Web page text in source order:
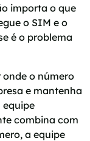
importa o que
o SIM e o
é o problema
o número
e mantenha
equipe
combina com
a equipe